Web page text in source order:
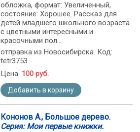
обложка, формат: Увеличенный,
состояние: Хорошее. Рассказ для
детей младшего школьного возраста
с цветными интересными и
красочными пол...
отправка из Новосибирска. Код:
tetr3753
Цена: 100 руб.
Добавить в корзину
Кононов А., Большое дерево.
Серия: Мои первые книжки.